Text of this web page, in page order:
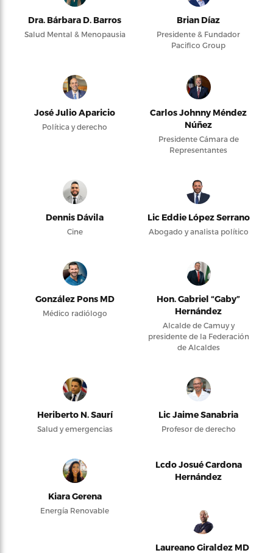
Dra. Bárbara D. Barros
Salud Mental & Menopausia
Brian Díaz
Presidente & Fundador
Pacifico Group
José Julio Aparicio
Política y derecho
Carlos Johnny Méndez
Núñez
Presidente Cámara de
Representantes
Dennis Dávila
Cine
Lic Eddie López Serrano
Abogado y analista político
González Pons MD
Médico radiólogo
Hon. Gabriel “Gaby”
Hernández
Alcalde de Camuy y
presidente de la Federación
de Alcaldes
Heriberto N. Saurí
Salud y emergencias
Lic Jaime Sanabria
Profesor de derecho
Kiara Gerena
Energía Renovable
Lcdo Josué Cardona
Hernández
Laureano Giraldez MD